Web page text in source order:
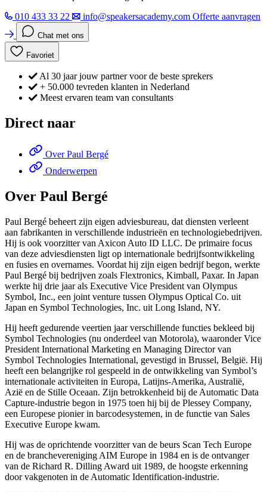
010 433 33 22
info@speakersacademy.com Offerte aanvragen
Chat met ons
Favoriet
Al 30 jaar jouw partner voor de beste sprekers
+ 50.000 tevreden klanten in Nederland
Meest ervaren team van consultants
Direct naar
Over Paul Bergé
Onderwerpen
Over Paul Bergé
Paul Bergé beheert zijn eigen adviesbureau, dat diensten verleent
aan fabrikanten in verschillende industrieën en technologiebedrijven.
Hij is ook voorzitter van Axicon Auto ID LLC. De primaire focus
van deze adviesdiensten ligt op internationale bedrijfsontwikkeling
en fusies en overnames. Voordat hij zijn eigen bedrijf begon, werkte
Paul Bergé bij bedrijven zoals Flextronics, Kimball, Paxar. In Japan
werkte hij drie jaar als Executive Vice President van Olympus
Symbol, Inc., een joint venture tussen Olympus Optical Co. uit
Japan en Symbol Technologies, Inc. uit Long Island, NY.
Hij heeft gedurende veertien jaar verschillende functies bekleed bij
Symbol Technologies (nu onderdeel van Motorola), waaronder Vice
President International Marketing en Managing Director van
Symbol Technologies International, gevestigd in Brussel, België. Hij
heeft een belangrijke rol gespeeld in de ontwikkeling van Symbol’s
internationale activiteiten in Europa, Latijns-Amerika, Australië,
Azië en de Stille Oceaan. Zijn betrokkenheid bij de Automatic Data
Capture-industrie begon in 1975 toen hij bij de Plessey Company,
een Europese pionier in barcodesystemen, in de functie van Sales
Executive Europe kwam.
Hij was de oprichtende voorzitter van de beurs Scan Tech Europe
en de branchevereniging AIM Europe in 1984 en is de ontvanger
van de Richard R. Dilling Award uit 1989, de hoogste erkenning
door vakgenoten in de Automatic Identification-industrie.